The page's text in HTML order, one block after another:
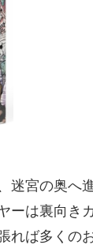
迷宮の奥へ
ーは裏向き
れば多くの